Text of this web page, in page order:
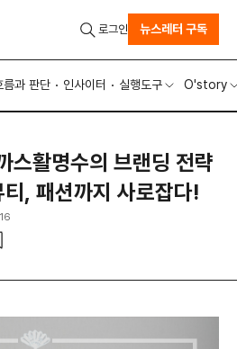
름과 판단 인사이터 실행도구 O'story
로그인 뉴스레터 구독
스활명수의 브랜딩 전략
, 패션까지 사로잡다!